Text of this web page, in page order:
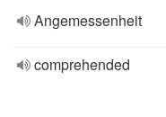
Angemessenheit
comprehended